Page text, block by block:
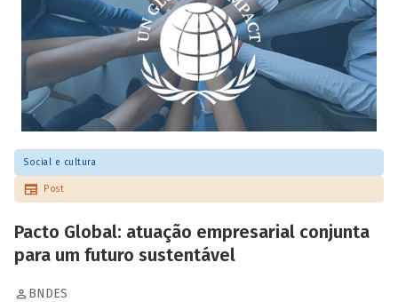
Social e cultura
Post
Pacto Global: atuação empresarial conjunta
para um futuro sustentável
BNDES